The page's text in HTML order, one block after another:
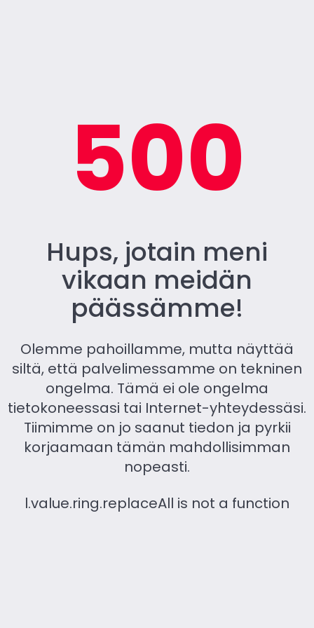
500
Hups, jotain meni
vikaan meidän
päässämme!
Olemme pahoillamme, mutta näyttää
siltä, ​​että palvelimessamme on tekninen
ongelma. Tämä ei ole ongelma
tietokoneessasi tai Internet-yhteydessäsi.
Tiimimme on jo saanut tiedon ja pyrkii
korjaamaan tämän mahdollisimman
nopeasti.
l.value.ring.replaceAll is not a function